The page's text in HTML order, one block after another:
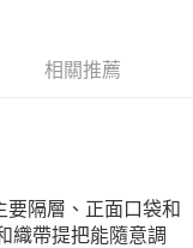
相關推薦
要隔層、正面口袋和
織帶提把能隨意調